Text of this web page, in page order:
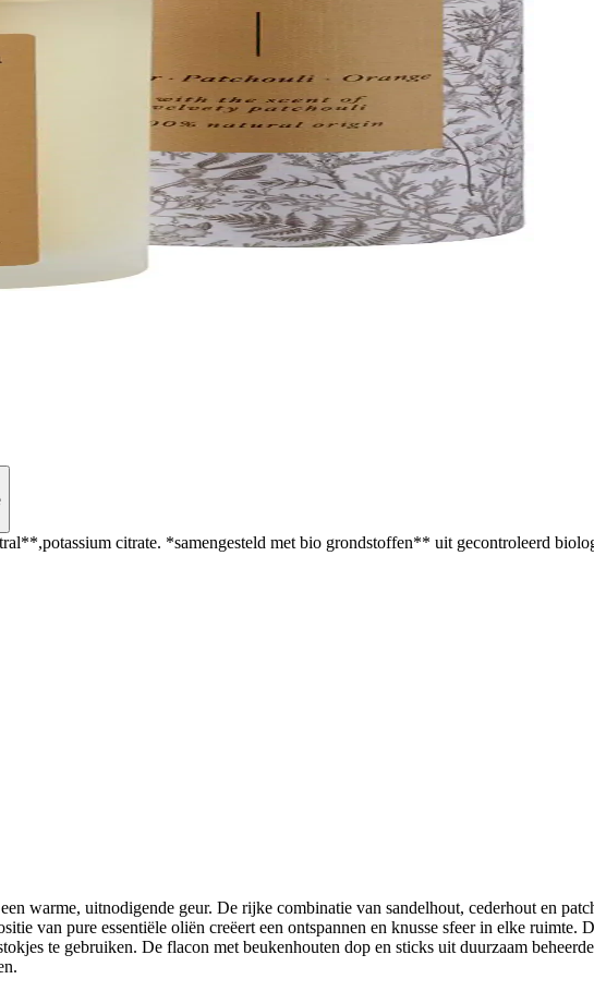
citrate. *samengesteld met bio grondstoffen** uit gecontroleerd
warme, uitnodigende geur. De rijke combinatie van sandelhout, cederhout en
van pure essentiële oliën creëert een ontspannen en knusse sfeer in elke
te gebruiken. De flacon met beukenhouten dop en sticks uit duurzaam